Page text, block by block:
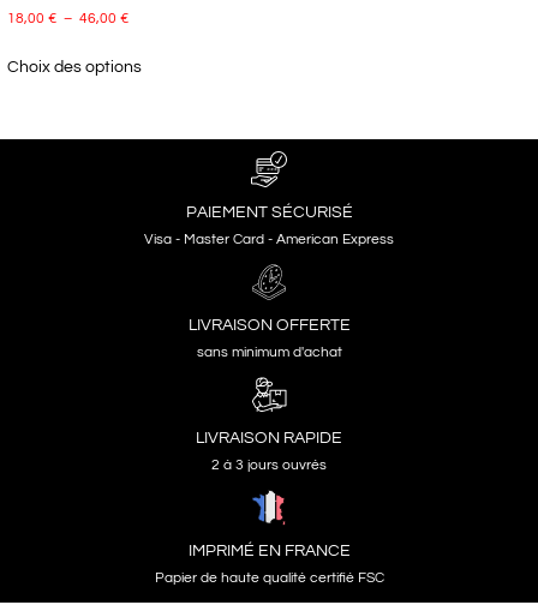
18,00 € – 46,00 €
Choix des options
PAIEMENT SÉCURISÉ
Visa - Master Card - American Express
LIVRAISON OFFERTE
sans minimum d'achat
LIVRAISON RAPIDE
2 à 3 jours ouvrés
IMPRIMÉ EN FRANCE
Papier de haute qualité certifié FSC